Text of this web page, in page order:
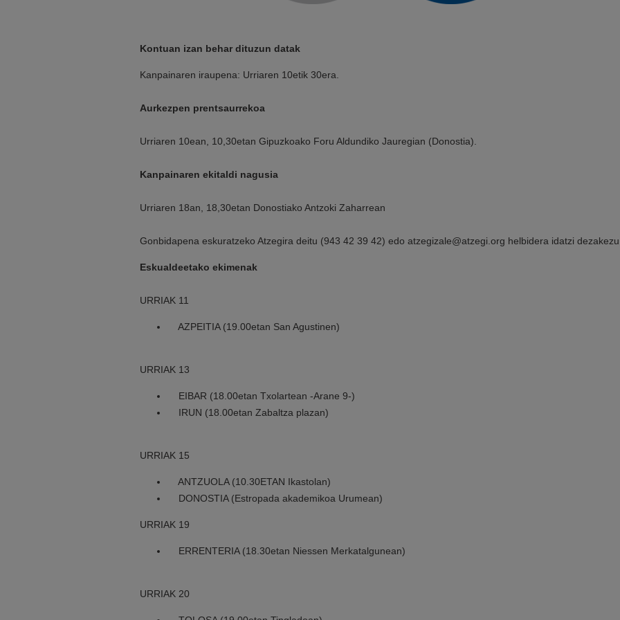
Kontuan izan behar dituzun datak
Kanpainaren iraupena: Urriaren 10etik 30era.
Aurkezpen prentsaurrekoa
Urriaren 10ean, 10,30etan Gipuzkoako Foru Aldundiko Jauregian (Donostia).
Kanpainaren ekitaldi nagusia
Urriaren 18an, 18,30etan Donostiako Antzoki Zaharrean
Gonbidapena eskuratzeko Atzegira deitu (943 42 39 42) edo atzegizale@atzegi.org helbidera idatzi
Eskualdeetako ekimenak
URRIAK 11
AZPEITIA (19.00etan San Agustinen)
URRIAK 13
EIBAR (18.00etan Txolartean -Arane 9-)
IRUN (18.00etan Zabaltza plazan)
URRIAK 15
ANTZUOLA (10.30ETAN Ikastolan)
DONOSTIA (Estropada akademikoa Urumean)
URRIAK 19
ERRENTERIA (18.30etan Niessen Merkatalgunean)
URRIAK 20